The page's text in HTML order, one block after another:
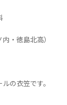
島北高）
です。